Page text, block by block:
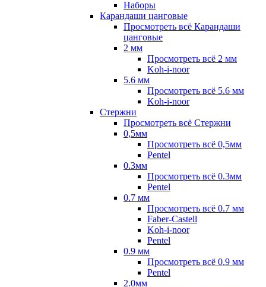
Наборы
Карандаши цанговые
Просмотреть всё Карандаши
цанговые
2 мм
Просмотреть всё 2 мм
Koh-i-noor
5.6 мм
Просмотреть всё 5.6 мм
Koh-i-noor
Стержни
Просмотреть всё Стержни
0,5мм
Просмотреть всё 0,5мм
Pentel
0.3мм
Просмотреть всё 0.3мм
Pentel
0.7 мм
Просмотреть всё 0.7 мм
Faber-Castell
Koh-i-noor
Pentel
0.9 мм
Просмотреть всё 0.9 мм
Pentel
2.0мм